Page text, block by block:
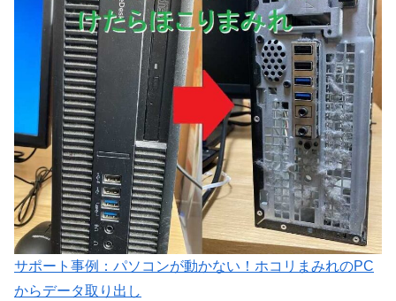
サポート事例：パソコンが動かない！ホコリまみれのPC
からデータ取り出し